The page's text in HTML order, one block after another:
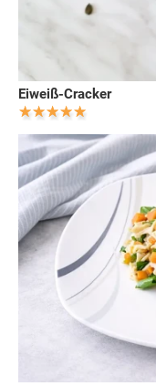
Eiweiß-Cracker